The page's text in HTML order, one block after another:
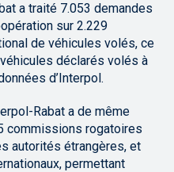
a traité 7.053 demandes
sur 2.229
de véhicules volés, ce
déclarés volés à
d’Interpol.
Rabat a de même
commissions rogatoires
autorités étrangères, et
permettant